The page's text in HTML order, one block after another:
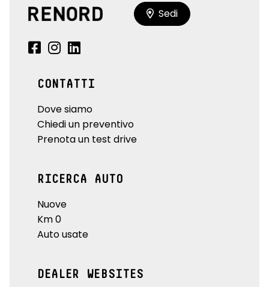
Sedi
CONTATTI
Dove siamo
Chiedi un preventivo
Prenota un test drive
RICERCA AUTO
Nuove
Km 0
Auto usate
DEALER WEBSITES